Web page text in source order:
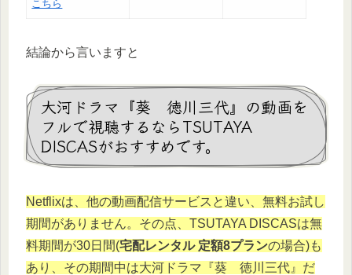
こちら
結論から言いますと
大河ドラマ『葵 徳川三代』の動画を
フルで視聴するならTSUTAYA
DISCASがおすすめです。
Netflixは、他の動画配信サービスと違い、無料お試し
期間がありません。その点、TSUTAYA DISCASは無
料期間が30日間(宅配レンタル 定額8プランの場合)も
あり、その期間中は大河ドラマ『葵 徳川三代』だ